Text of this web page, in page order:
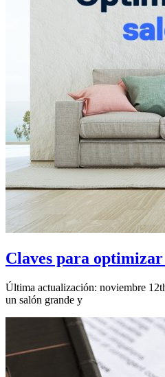
Claves para optimizar
Última actualización: noviembre
un salón grande y